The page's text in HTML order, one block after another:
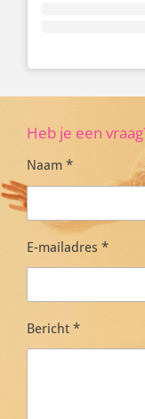
Heb je een
Naam *
E-mailadres *
Bericht *